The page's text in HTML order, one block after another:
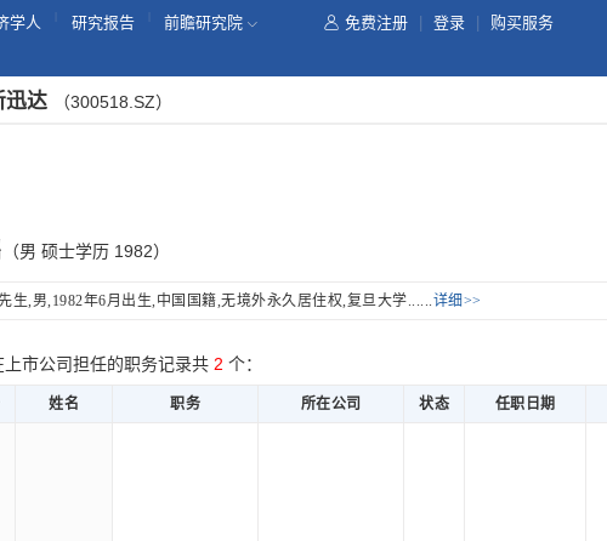
学人 研究报告 前瞻研究院 免费注册 登录 购买服务
迅达 （300518.SZ）
（男 硕士学历 1982）
生,男,1982年6月出生,中国国籍,无境外永久居住权,复旦大学......详细>>
上市公司担任的职务记录共 2 个：
姓名 职务 所在公司 状态 任职日期